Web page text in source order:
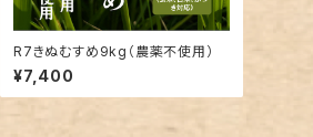
R7きぬむすめ9kg（農薬不使用）
¥7,400